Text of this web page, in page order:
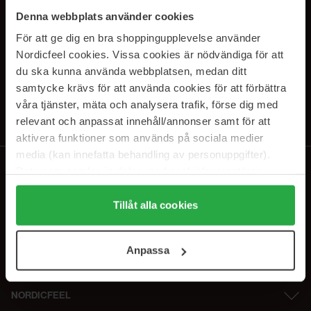
Denna webbplats använder cookies
För att ge dig en bra shoppingupplevelse använder
Nordicfeel cookies. Vissa cookies är nödvändiga för att
du ska kunna använda webbplatsen, medan ditt
samtycke krävs för att använda cookies för att förbättra
våra tjänster, mäta och analysera trafik, förse dig med
relevant och anpassat innehåll/annonser samt för att
aktivera funktioner som används på sociala medier
media (kan innefatta behandling av personuppgifter).
Genom att trycka på "Tillåt alla cookies" accepterar du
alla cookies, medan du under "Detaljer" kan anpassa
användningen av cookies. Du kan när som helst återkalla
samt vår Integritetspolicy.
Tillåt alla cookies
Anpassa
PRENUMERERA PÅ VÅRA
NYHETSBREV
Genom att prenumerera accepterar du vårIntegritetspolicy.
Avprenumerera när som helst.
NORDICFEEL